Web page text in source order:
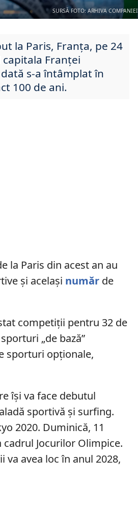
SURSĂ FOTO: ARHIVA COMPANIEI
la Paris, Franța, pe 24
Franței
s-a întâmplat în
100 de ani.
la Paris din acest an au
și același număr de
competiții pentru 32 de
„de bază”
sporturi opționale,
își va face debutul
sportivă și surfing.
2020. Duminică, 11
Jocurilor Olimpice.
avea loc în anul 2028,